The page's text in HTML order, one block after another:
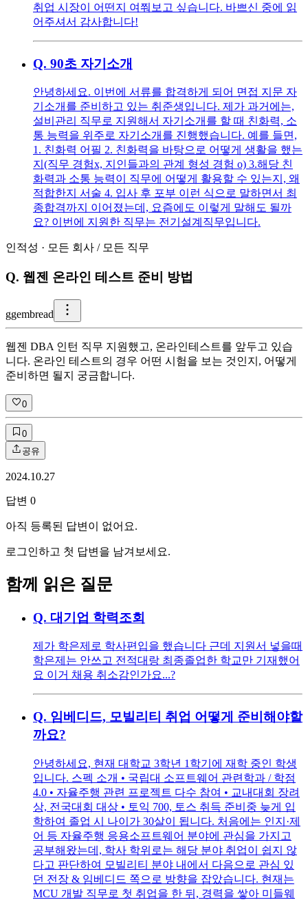
취업 시장이 어떤지 여쭤보고 싶습니다. 바쁘신 중에 읽
어주셔서 감사합니다!
Q. 90초 자기소개
안녕하세요. 이번에 서류를 합격하게 되어 면접 지문 자
기소개를 준비하고 있는 취준생입니다. 제가 과거에는,
설비관리 직무로 지원해서 자기소개를 할 때 친화력, 소
통 능력을 위주로 자기소개를 진행했습니다. 예를 들면,
1. 친화력 어필 2. 친화력을 바탕으로 어떻게 생활을 했는
지(직무 경험x, 지인들과의 관계 형성 경험 o) 3.해당 친
화력과 소통 능력이 직무에 어떻게 활용할 수 있는지, 왜
적합한지 서술 4. 입사 후 포부 이런 식으로 말하면서 최
종합격까지 이어졌는데, 요즘에도 이렇게 말해도 될까
요? 이번에 지원한 직무는 전기설계직무입니다.
인적성 · 모든 회사 / 모든 직무
Q. 웹젠 온라인 테스트 준비 방법
ggembread
웹젠 DBA 인턴 직무 지원했고, 온라인테스트를 앞두고 있습
니다. 온라인 테스트의 경우 어떤 시험을 보는 것인지, 어떻게
준비하면 될지 궁금합니다.
0
0
공유
2024.10.27
답변 0
아직 등록된 답변이 없어요.
로그인하고 첫 답변을 남겨보세요.
함께 읽은 질문
Q. 대기업 학력조회
제가 학은제로 학사편입을 했습니다 근데 지원서 넣을때
학은제는 안쓰고 전적대랑 최종졸업한 학교만 기재했어
요 이거 채용 취소감인가요...?
Q. 임베디드, 모빌리티 취업 어떻게 준비해야할
까요?
안녕하세요, 현재 대학교 3학년 1학기에 재학 중인 학생
입니다. 스펙 소개 • 국립대 소프트웨어 관련학과 / 학점
4.0 • 자율주행 관련 프로젝트 다수 참여 • 교내대회 장려
상, 전국대회 대상 • 토익 700, 토스 취득 준비중 늦게 입
학하여 졸업 시 나이가 30살이 됩니다. 처음에는 인지·제
어 등 자율주행 응용소프트웨어 분야에 관심을 가지고
공부해왔는데, 학사 학위로는 해당 분야 취업이 쉽지 않
다고 판단하여 모빌리티 분야 내에서 다음으로 관심 있
던 전장 & 임베디드 쪽으로 방향을 잡았습니다. 현재는
MCU 개발 직무로 첫 취업을 한 뒤, 경력을 쌓아 미들웨